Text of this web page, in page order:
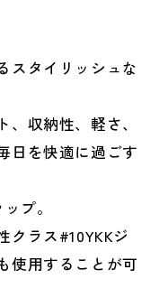
スタイリッシュな
、収納性、軽さ、
日を快適に過ごす
プ。
クラス#10YKKジ
使用することが可